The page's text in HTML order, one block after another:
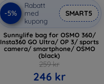
-5%
Rabatt
med
kupong
SMART5
Sunnylife bag for OSMO 360/
Insta360 GO Ultra/ OP 3/ sports
camera/ smartphone/ OSMO
(black)
259 kr
246 kr